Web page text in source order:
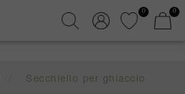
0 0
Secchiello per ghiaccio